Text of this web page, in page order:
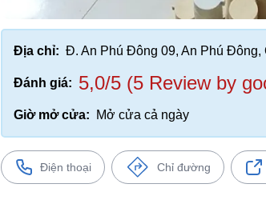
Địa chỉ: Đ. An Phú Đông 09, An Phú Đông,
Đánh giá: 5,0/5 (5 Review by
Giờ mở cửa: Mở cửa cả ngày
Điện thoại Chỉ đường